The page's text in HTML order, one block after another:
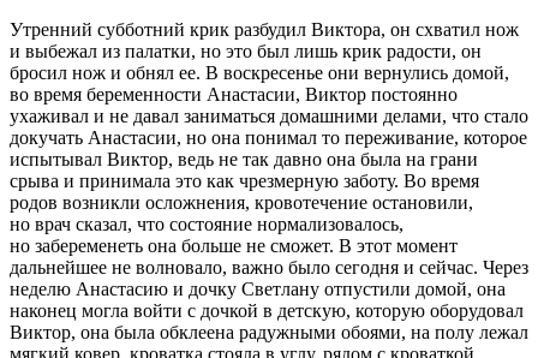
Утренний субботний крик разбудил Виктора, он схватил нож
и выбежал из палатки, но это был лишь крик радости, он
бросил нож и обнял ее. В воскресенье они вернулись домой,
во время беременности Анастасии, Виктор постоянно
ухаживал и не давал заниматься домашними делами, что стало
докучать Анастасии, но она понимал то переживание, которое
испытывал Виктор, ведь не так давно она была на грани
срыва и принимала это как чрезмерную заботу. Во время
родов возникли осложнения, кровотечение остановили,
но врач сказал, что состояние нормализовалось,
но забеременеть она больше не сможет. В этот момент
дальнейшее не волновало, важно было сегодня и сейчас. Через
неделю Анастасию и дочку Светлану отпустили домой, она
наконец могла войти с дочкой в детскую, которую оборудовал
Виктор, она была обклеена радужными обоями, на полу лежал
мягкий ковер, кроватка стояла в углу, рядом с кроваткой